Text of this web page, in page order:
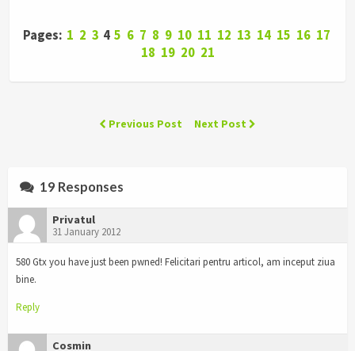
Pages: 1 2 3 4 5 6 7 8 9 10 11 12 13 14 15 16 17
18 19 20 21
Previous Post Next Post
19 Responses
Privatul
31 January 2012
580 Gtx you have just been pwned! Felicitari pentru articol, am inceput ziua
bine.
Reply
Cosmin